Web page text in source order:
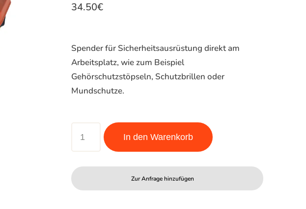
34.50€
Spender für Sicherheitsausrüstung direkt am
Arbeitsplatz, wie zum Beispiel
Gehörschutzstöpseln, Schutzbrillen oder
Mundschutze.
Spender
In den Warenkorb
Zur Anfrage hinzufügen